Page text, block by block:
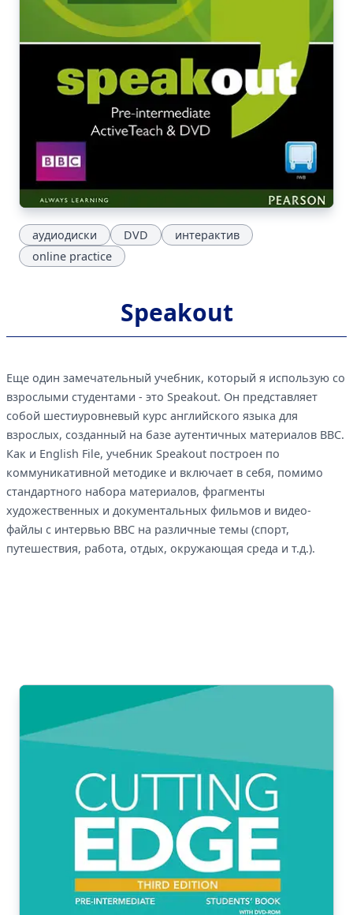
аудиодиски DVD
интерактив
online practice
Speakout
Еще один замечательный учебник, который я использую со
взрослыми студентами - это Speakout. Он представляет
собой шестиуровневый курс английского языка для
взрослых, созданный на базе аутентичных материалов BBC.
Как и English File, учебник Speakout построен по
коммуникативной методике и включает в себя, помимо
стандартного набора материалов, фрагменты
художественных и документальных фильмов и видео-
файлы с интервью BBC на различные темы (спорт,
путешествия, работа, отдых, окружающая среда и т.д.).